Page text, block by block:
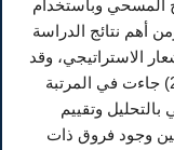
المسحي وباستخدام
على 54 مفردة، ومن أهم نتائج الدراسة
الاستراتيجي، وقد
وقعت جميع العبارات بين القيمة (2.83- 2.70) جاءت في المرتبة
وتقييم
وجود فروق ذات